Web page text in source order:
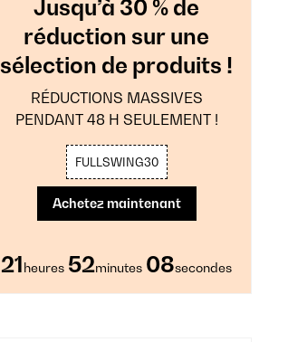
Jusqu’à 30 % de
réduction sur une
sélection de produits !
RÉDUCTIONS MASSIVES
PENDANT 48 H SEULEMENT !
FULLSWING30
Achetez maintenant
21heures 52minutes 06secondes